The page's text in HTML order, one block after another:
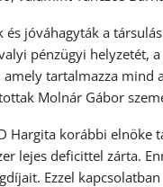
jóváhagyták a
pénzügyi helyzetét,
tartalmazza
Molnár Gábor
Hargita korábbi
lejes deficittel zárta.
Ezzel